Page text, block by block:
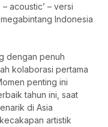
acoustic’ – versi
Indonesia
dengan penuh
kolaborasi pertama
penting ini
tahun ini, saat
di Asia
artistik